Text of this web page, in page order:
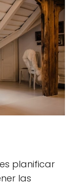
planificar
las